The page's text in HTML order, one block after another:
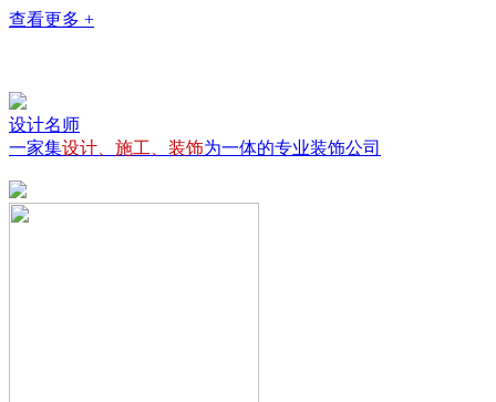
查看更多 +
设计名师
一家集设计、施工、装饰为一体的专业装饰公司